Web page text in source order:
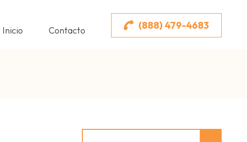
– ELIMINE SUS SALDOS
Inicio Contacto (888) 479-4683